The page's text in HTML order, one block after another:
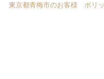
東京都青梅市のお客様 ポリ